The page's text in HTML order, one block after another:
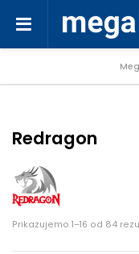
Redragon
Prikazujemo 1–16 od 84